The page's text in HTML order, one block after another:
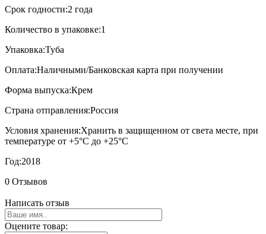
Срок годности:2 года
Количество в упаковке:1
Упаковка:Туба
Оплата:Наличными/Банковская карта при получении
Форма выпуска:Крем
Страна отправления:Россия
Условия хранения:Хранить в защищенном от света месте, при
температуре от +5°С до +25°С
Год:2018
0 Отзывов
Написать отзыв
Оцените товар: